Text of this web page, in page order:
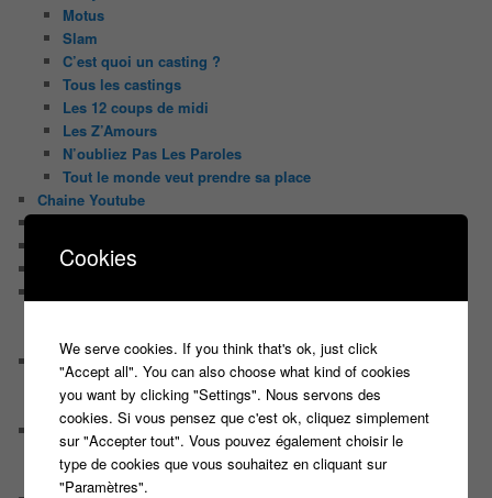
Motus
Slam
C’est quoi un casting ?
Tous les castings
Les 12 coups de midi
Les Z’Amours
N’oubliez Pas Les Paroles
Tout le monde veut prendre sa place
Chaine Youtube
Il était une fois ….
Le candidat masqué
Serge le candidat qui a peur du noir.
Les coulisses des jeux
Les caméras d’un jeu plateau
Un plateau de jeu télévisé coûte cher, mais pourquoi ?
Les interviews de Lora
Quand Lora rencontre Aline elles parlent de quoi ?
Quand Lora papote avec Franck, ils parlent de quoi ?
Cookies
We serve cookies. If you think that's ok, just click
"Accept all". You can also choose what kind of cookies
you want by clicking "Settings". Nous servons des
cookies. Si vous pensez que c'est ok, cliquez simplement
sur "Accepter tout". Vous pouvez également choisir le
type de cookies que vous souhaitez en cliquant sur
"Paramètres".